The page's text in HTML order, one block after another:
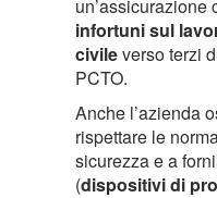
un’assicurazione
infortuni sul
civileverso terzi
PCTO.
Anche l’azienda
rispettare le
sicurezza e a
(dispositivi di